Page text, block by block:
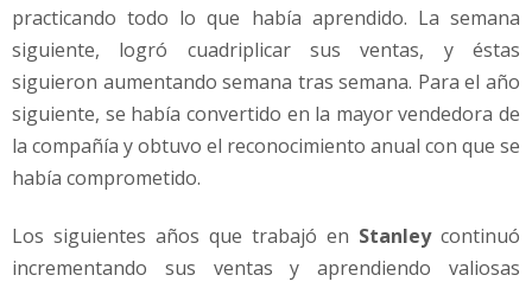
practicando todo lo que había aprendido. La semana
siguiente, logró cuadriplicar sus ventas, y éstas
siguieron aumentando semana tras semana. Para el año
siguiente, se había convertido en la mayor vendedora de
la compañía y obtuvo el reconocimiento anual con que se
había comprometido.
Los siguientes años que trabajó en Stanleycontinuó
incrementando sus ventas y aprendiendo valiosas